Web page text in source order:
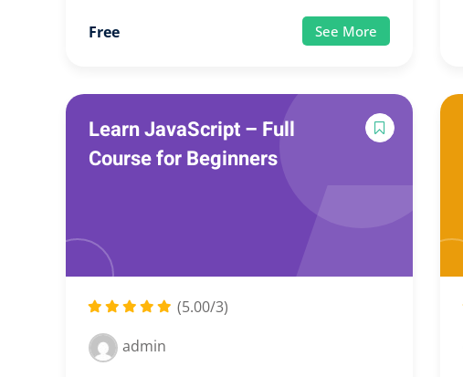
Free See More
Learn JavaScript – Full
Course for Beginners
(5.00/3)
admin